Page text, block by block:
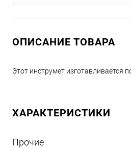
ОПИСАНИЕ ТОВАРА
Этот инструмет изготавливается
ХАРАКТЕРИСТИКИ
Прочие